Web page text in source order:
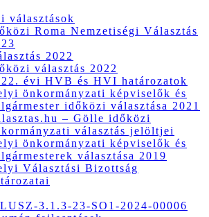
választások
Roma Nemzetiségi Választás
2022
választás 2022
évi HVB és HVI határozatok
önkormányzati képviselők és
időközi választása 2021
– Gölle időközi
választás jelöltjei
önkormányzati képviselők és
választása 2019
Választási Bizottság
3.1.3-23-SO1-2024-00006